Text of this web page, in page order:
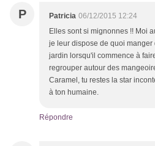
P Patricia 06/12/2015 12:24
Elles sont si mignonnes !! Moi
je leur dispose de quoi
jardin lorsqu'il commence à
regrouper autour des
Caramel, tu restes la star
à ton humaine.
Répondre